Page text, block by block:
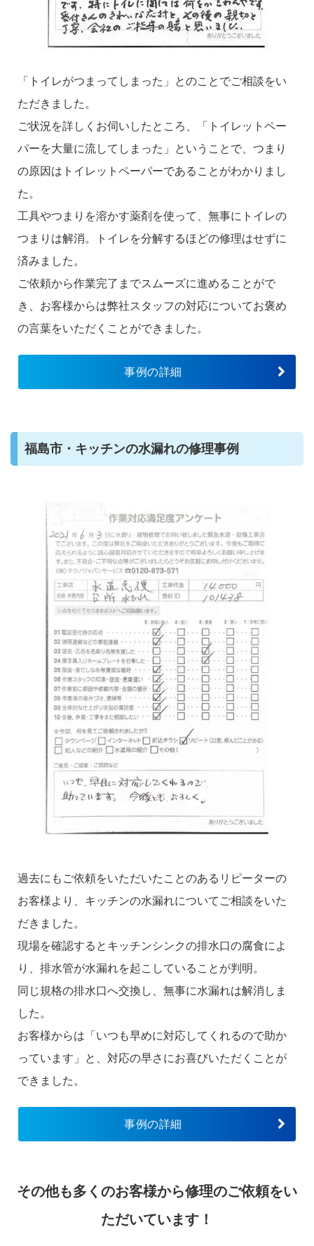
「トイレがつまってしまった」とのことでご相談をい
ただきました。
ご状況を詳しくお伺いしたところ、「トイレットペー
パーを大量に流してしまった」ということで、つまり
の原因はトイレットペーパーであることがわかりまし
た。
工具やつまりを溶かす薬剤を使って、無事にトイレの
つまりは解消。トイレを分解するほどの修理はせずに
済みました。
ご依頼から作業完了までスムーズに進めることがで
き、お客様からは弊社スタッフの対応についてお褒め
の言葉をいただくことができました。
事例の詳細
福島市・キッチンの水漏れの修理事例
過去にもご依頼をいただいたことのあるリピーターの
お客様より、キッチンの水漏れについてご相談をいた
だきました。
現場を確認するとキッチンシンクの排水口の腐食によ
り、排水管が水漏れを起こしていることが判明。
同じ規格の排水口へ交換し、無事に水漏れは解消しま
した。
お客様からは「いつも早めに対応してくれるので助か
っています」と、対応の早さにお喜びいただくことが
できました。
事例の詳細
その他も多くのお客様から修理のご依頼をい
ただいています！